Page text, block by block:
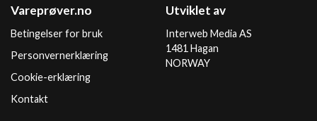
Vareprøver.no
Betingelser for bruk
Personvernerklæring
Cookie-erklæring
Kontakt
Utviklet av
Interweb Media AS
1481 Hagan
NORWAY